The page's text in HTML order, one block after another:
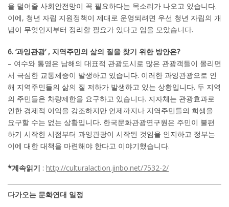
을 덜어줄 사회안전망이 꼭 필요하다는 목소리가 나오고 있습니다.
이에, 청년 자립 지원정책이 제대로 운영되려면 우선 청년 자립의 개
념이 무엇인지부터 정리할 필요가 있다고 입을 모았습니다.
6. ‘과잉관광’ , 지역주민의 삶의 질을 찾기 위한 방안은?
– 여수와 통영은 남해의 대표적 관광도시로 많은 관광객들이 몰리면
서 극심한 교통체증이 발생하고 있습니다. 이러한 과잉관광으로 인
해 지역주민들의 삶의 질 저하가 발생하고 있는 상황입니다. 두 지역
의 주민들은 차량제한을 요구하고 있습니다. 지자체는 관광효과로
인한 경제적 이익을 강조하지만 언제까지나 지역주민들의 희생을
요구할 수는 없는 상황입니다. 한국문화관광연구원은 주민이 불편
하기 시작한 시점부터 과잉관광이 시작된 것임을 인지하고 정부는
이에 대한 대책을 마련해야 한다고 이야기했습니다.
*계속읽기 : http://culturalaction.jinbo.net/7532-2/
다가오는 문화연대 일정